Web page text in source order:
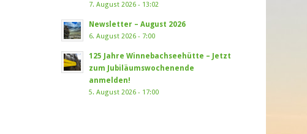
7. August 2026 - 13:02
Newsletter – August 2026
6. August 2026 - 7:00
125 Jahre Winnebachseehütte – Jetzt
zum Jubiläumswochenende
anmelden!
5. August 2026 - 17:00